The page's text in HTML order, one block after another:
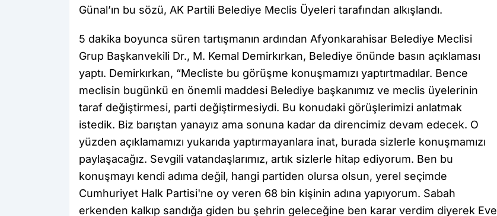
Günal’ın bu sözü, AK Partili Belediye Meclis Üyeleri tarafından alkışlandı.
5 dakika boyunca süren tartışmanın ardından Afyonkarahisar Belediye Meclisi
Grup Başkanvekili Dr., M. Kemal Demirkırkan, Belediye önünde basın açıklaması
yaptı. Demirkırkan, “Mecliste bu görüşme konuşmamızı yaptırtmadılar. Bence
meclisin bugünkü en önemli maddesi Belediye başkanımız ve meclis üyelerinin
taraf değiştirmesi, parti değiştirmesiydi. Bu konudaki görüşlerimizi anlatmak
istedik. Biz barıştan yanayız ama sonuna kadar da direncimiz devam edecek. O
yüzden açıklamamızı yukarıda yaptırmayanlara inat, burada sizlerle konuşmamızı
paylaşacağız. Sevgili vatandaşlarımız, artık sizlerle hitap ediyorum. Ben bu
konuşmayı kendi adıma değil, hangi partiden olursa olsun, yerel seçimde
Cumhuriyet Halk Partisi'ne oy veren 68 bin kişinin adına yapıyorum. Sabah
erkenden kalkıp sandığa giden bu şehrin geleceğine ben karar verdim diyerek Eve